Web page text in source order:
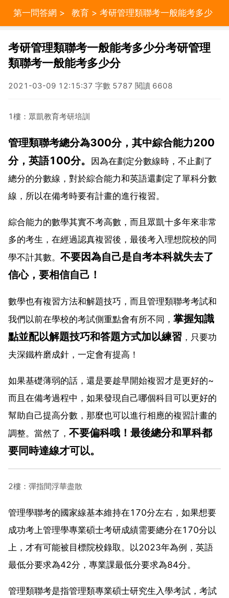
第一問答網 > 教育 > 考研管理類聯考一般能考多少
考研管理類聯考一般能考多少分考研管理
類聯考一般能考多少分
2021-03-09 12:15:37 字數 5787 閱讀 6608
1樓：眾凱教育考研培訓
管理類聯考總分為300分，其中綜合能力200
分，英語100分。
因為在劃定分數線時，不止劃了
總分的分數線，對於綜合能力和英語還劃定了單科分數
線，所以在備考時要有計畫的進行複習。
綜合能力的數學其實不考高數，而且眾凱十多年來非常
多的考生，在經過認真複習後，最後考入理想院校的同
學不計其數。 不要因為自己是自考本科就失去了
信心，要相信自己！
數學也有複習方法和解題技巧，而且管理類聯考考試和
我們以前在學校的考試側重點會有所不同， 掌握知識
點並配以解題技巧和答題方式加以練習 ，只要功
夫深鐵杵磨成針，一定會有提高！
如果基礎薄弱的話，還是要趁早開始複習才是更好的~
而且在備考過程中，如果發現自己哪個科目可以更好的
幫助自己提高分數，那麼也可以進行相應的複習計畫的
調整。當然了， 不要偏科哦！最後總分和單科都
要同時達線才可以。
2樓：彈指間浮華盡散
管理學聯考的國家線基本維持在170分左右，如果想要
成功考上管理學專業碩士考研成績需要總分在170分以
上，才有可能被目標院校錄取。以2023年為例，英語
最低分要求為42分，專業課最低分要求為84分。
管理類聯考是指管理類專業碩士研究生入學考試，考試